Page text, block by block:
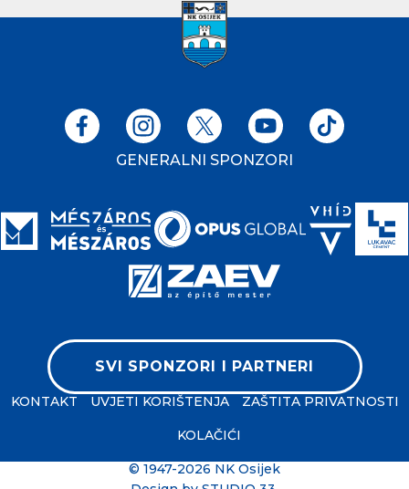
GENERALNI SPONZORI
SVI SPONZORI I PARTNERI
KONTAKT UVJETI KORIŠTENJA ZAŠTITA PRIVATNOSTI
KOLAČIĆI
© 1947-2026 NK Osijek